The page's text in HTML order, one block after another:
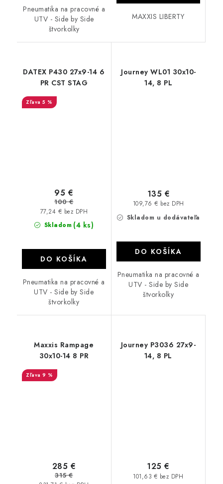
Pneumatika na pracovné a
UTV - Side by Side
štvorkolky
MAXXIS LIBERTY
DATEX P430 27x9-14 6
PR CST STAG
5 %
Skladom (4 ks)
77,24 € bez DPH
95 €
100 €
DO KOŠÍKA
Pneumatika na pracovné a
UTV - Side by Side
štvorkolky
Journey WL01 30x10-
14, 8 PL
Skladom u dodávateľa
109,76 € bez DPH
135 €
DO KOŠÍKA
Pneumatika na pracovné a
UTV - Side by Side
štvorkolky
Maxxis Rampage
30x10-14 8 PR
9 %
285 €
315 €
Journey P3036 27x9-
14, 8 PL
101,63 € bez DPH
125 €